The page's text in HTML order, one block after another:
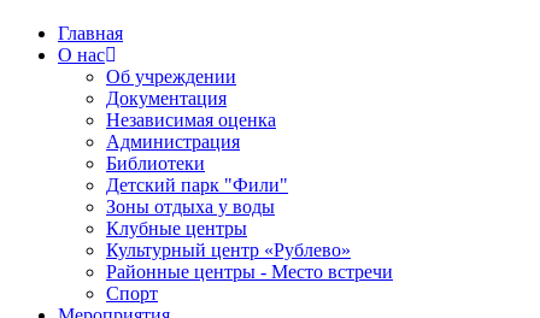
Главная
О нас
Об учреждении
Документация
Независимая оценка
Администрация
Библиотеки
Детский парк "Фили"
Зоны отдыха у воды
Клубные центры
Культурный центр «Рублево»
Районные центры - Место встречи
Спорт